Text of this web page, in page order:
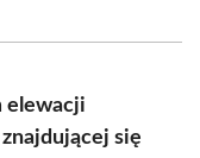
elewacji
się